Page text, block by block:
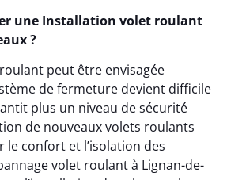
une Installation volet roulant
?
peut être envisagée
de fermeture devient difficile
plus un niveau de sécurité
de nouveaux volets roulants
le confort et l’isolation des
volet roulant à Lignan-de-